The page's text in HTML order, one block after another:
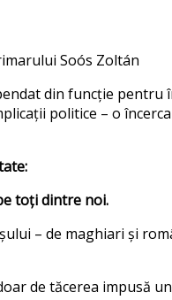
Soós Zoltán
din funcție pentru
politice – o
toți dintre noi.
– de maghiari și
de tăcerea impusă